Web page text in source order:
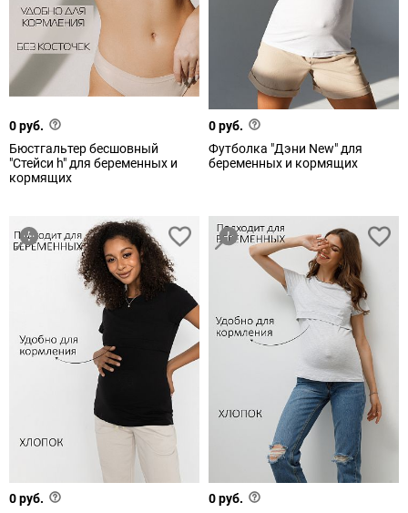
0 руб.
Бюстгальтер бесшовный
"Стейси h" для беременных и
кормящих
0 руб.
Футболка "Дэни New" для
беременных и кормящих
0 руб.
0 руб.